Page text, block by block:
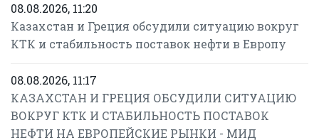
08.08.2026, 11:20
Казахстан и Греция обсудили ситуацию вокруг
КТК и стабильность поставок нефти в Европу
08.08.2026, 11:17
КАЗАХСТАН И ГРЕЦИЯ ОБСУДИЛИ СИТУАЦИЮ
ВОКРУГ КТК И СТАБИЛЬНОСТЬ ПОСТАВОК
НЕФТИ НА ЕВРОПЕЙСКИЕ РЫНКИ - МИД